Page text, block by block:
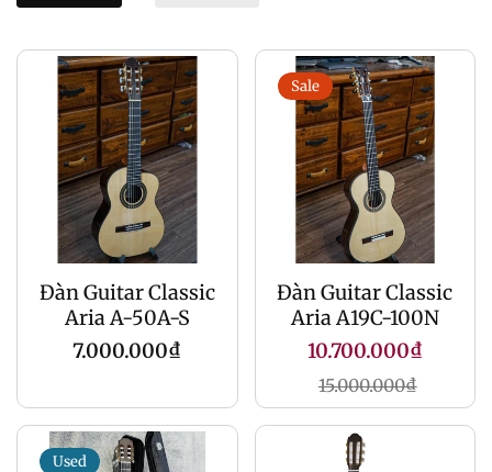
Đàn Guitar Classic
Aria A-50A-S
Giá
7.000.000₫
Sale
Đàn Guitar Classic
Aria A19C-100N
Giá
khuyến
10.700.000₫
Giá
15.000.000₫
Used